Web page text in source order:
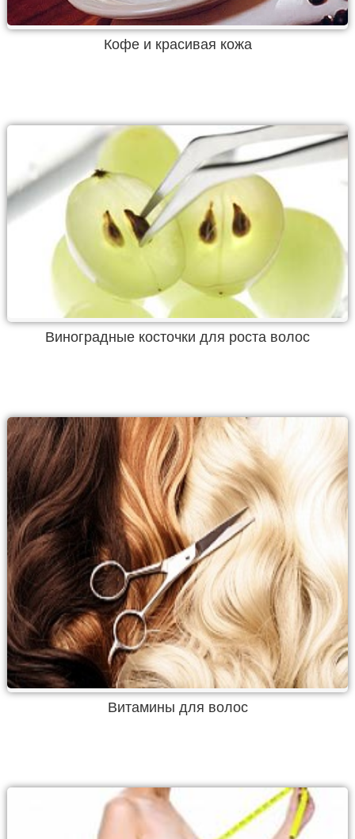
Кофе и красивая кожа
Виноградные косточки для роста волос
Витамины для волос